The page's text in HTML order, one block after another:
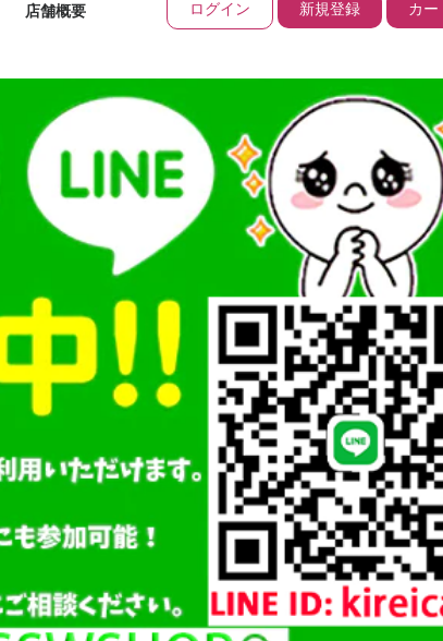
店舗概要 ログイン 新規登録 カー